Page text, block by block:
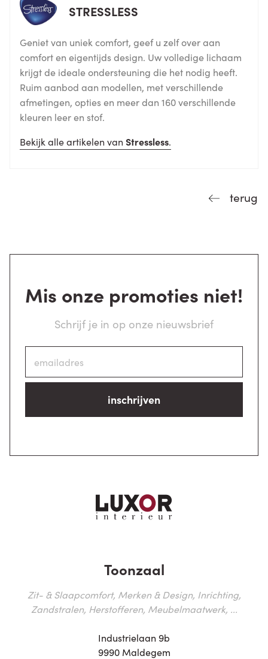
STRESSLESS
Geniet van uniek comfort, geef u zelf over aan
comfort en eigentijds design. Uw volledige lichaam
krijgt de ideale ondersteuning die het nodig heeft.
Ruim aanbod aan modellen, met verschillende
afmetingen, opties en meer dan 160 verschillende
kleuren leer en stof.
Bekijk alle artikelen van Stressless.
terug
Mis onze promoties niet!
Schrijf je in op onze nieuwsbrief
inschrijven
Toonzaal
Zit- & Slaapcomfort, Merken & Design, Inrichting,
Zandstralen, Herstofferen, Meubelmaatwerk, ...
Industrielaan 9b
9990 Maldegem